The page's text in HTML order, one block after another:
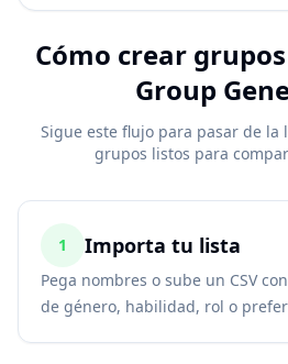
Cómo crear
Group
Sigue este flujo para pasar de
grupos listos para
1 Importa tu lista
Pega nombres o sube un CSV
de género, habilidad, rol o